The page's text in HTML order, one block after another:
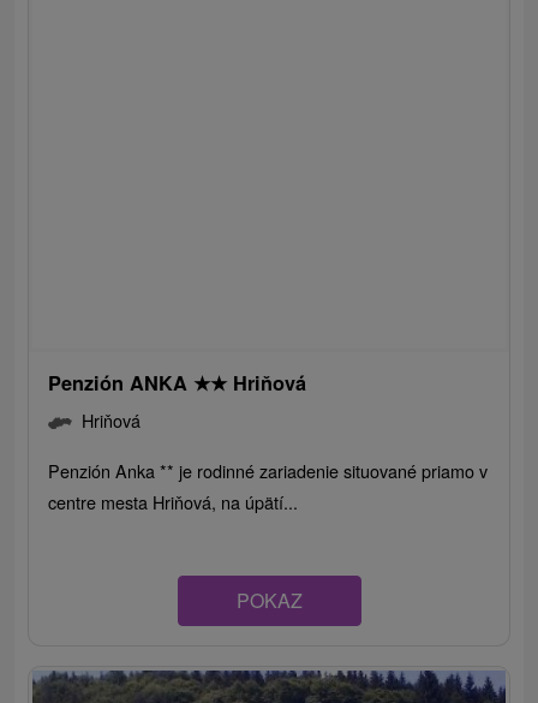
Penzión ANKA ★★ Hriňová
Hriňová
Penzión Anka ** je rodinné zariadenie situované priamo v
centre mesta Hriňová, na úpätí...
POKAZ